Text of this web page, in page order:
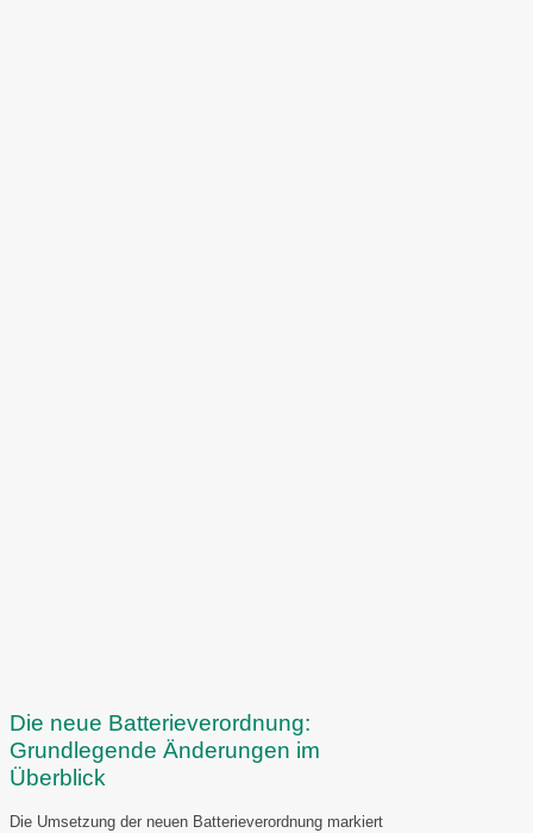
Die neue Batterieverordnung:
Grundlegende Änderungen im
Überblick
Die Umsetzung der neuen Batterieverordnung markiert